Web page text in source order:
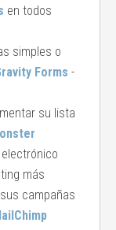
en todos
simples o
Forms -
su lista
más
campañas